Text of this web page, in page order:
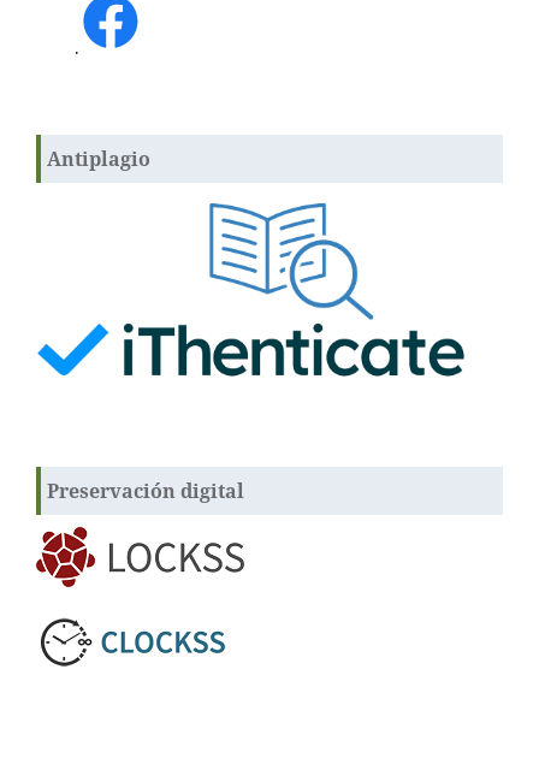
.
Antiplagio
Preservación digital